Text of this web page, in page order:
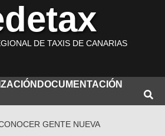
DE TAXIS DE CANARIAS
DOCUMENTACIÓN
GENTE NUEVA